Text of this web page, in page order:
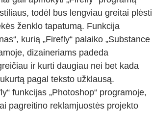
todėl bus lengviau greitai plėsti
ženklo tapatumą. Funkcija
kurią „Firefly“ palaiko „Substance
dizaineriams padeda
ir kurti daugiau nei bet kada
pagal teksto užklausą.
funkcijas „Photoshop“ programoje,
pagreitino reklamjuostės projekto